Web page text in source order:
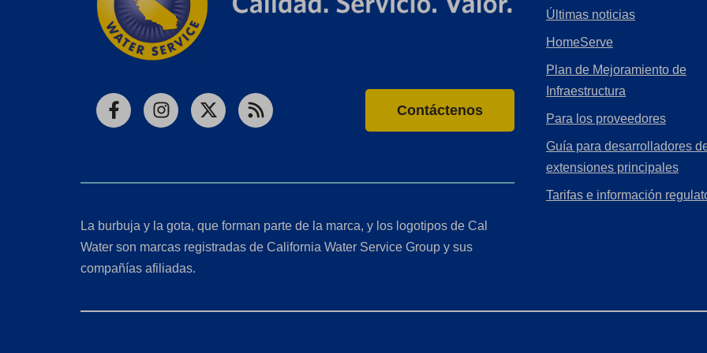
FacebookInstagram
X RSS
Contáctenos
La burbuja y la gota, que forman parte de la marca, y los logotipos de Cal
Water son marcas registradas de California Water Service Group y sus
compañías afiliadas.
Últimas noticias
HomeServe
Plan de Mejoramiento de
Infraestructura
Para los proveedores
Guía para desarrolladores
extensiones principales
Tarifas e información